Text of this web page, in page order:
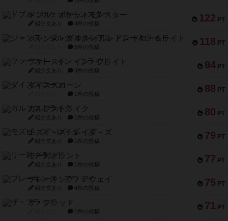
122 PT
ドブル：ポケットモンスター
紹介文あり 4件の投稿
118 PT
ジャンヌ・ダルク-オルレアン ドロー＆ライト
5件の投稿
94 PT
ファースト・イン・フライト
紹介文あり 3件の投稿
88 PT
ダイススローン
1件の投稿
80 PT
ガルフストライク
紹介文あり 1件の投稿
79 PT
モズビ－ズ・レイダ－ズ
紹介文あり 1件の投稿
77 PT
リー対グラント
紹介文あり 1件の投稿
75 PT
ブレーキング・アウェイ
紹介文あり 4件の投稿
71 PT
ザ・フラッド
1件の投稿